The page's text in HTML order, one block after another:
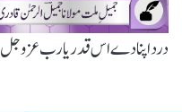
درد اپنا دے اس قدر یارب عزوجل